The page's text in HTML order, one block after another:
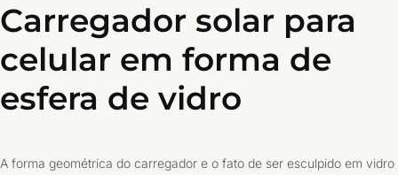
Carregador solar para
celular em forma de
esfera de vidro
A forma geométrica do carregador e o fato de ser esculpido em vidro